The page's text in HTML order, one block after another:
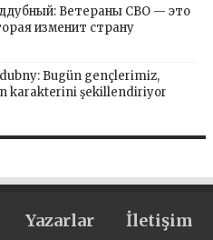
Ветераны СВО — это
изменит страну
Bugün gençlerimiz,
karakterini şekillendiriyor
Yazarlar İletişim